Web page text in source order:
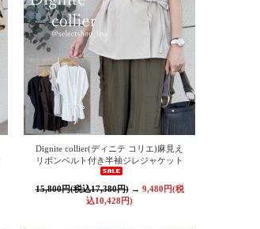
Dignite collier(ディニテ コリエ)麻見え
リボンベルト付き半袖ジレジャケット
15,800円(税込17,380円)→ 9,480円(税
込10,428円)